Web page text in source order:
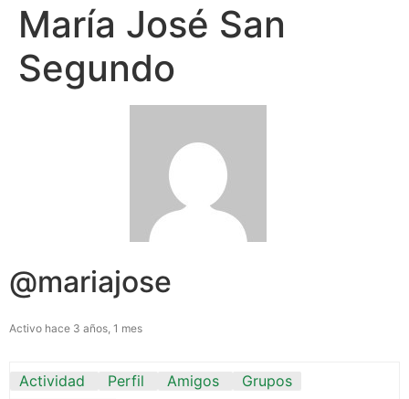
María José San
Segundo
@mariajose
Activo hace 3 años, 1 mes
Actividad Perfil Amigos
Grupos